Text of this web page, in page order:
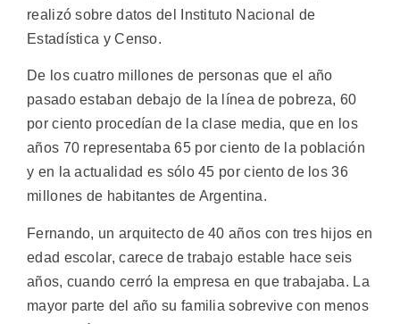
realizó sobre datos del Instituto Nacional de
Estadística y Censo.
De los cuatro millones de personas que el año
pasado estaban debajo de la línea de pobreza, 60
por ciento procedían de la clase media, que en los
años 70 representaba 65 por ciento de la población
y en la actualidad es sólo 45 por ciento de los 36
millones de habitantes de Argentina.
Fernando, un arquitecto de 40 años con tres hijos en
edad escolar, carece de trabajo estable hace seis
años, cuando cerró la empresa en que trabajaba. La
mayor parte del año su familia sobrevive con menos